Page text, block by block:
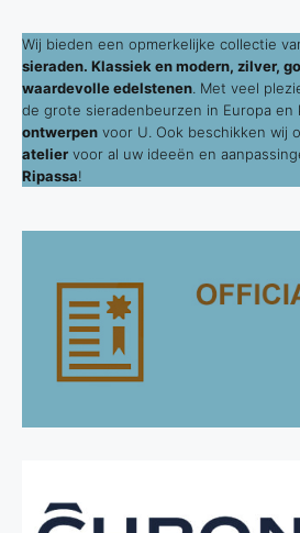
Wij bieden een opmerkelijke collectie
sieraden. Klassiek en modern, zilver,
waardevolle edelstenen . Met veel
de grote sieradenbeurzen in Europa en
ontwerpen voor U. Ook beschikken wij
atelier voor al uw ideeën en
Ripassa!